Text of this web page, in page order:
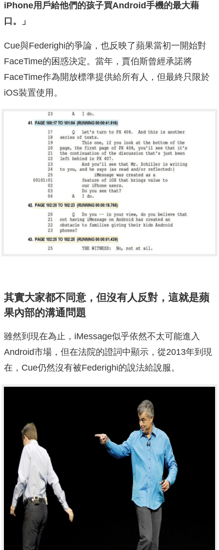
iPhone用戶給他們的孩子買Android手機的最大藉
口。」
Cue與Federighi的爭論，也反映了蘋果當初一開始對
FaceTime的困惑決定。當年，賈伯斯曾經承諾將
FaceTime作為開放標準提供給所有人，但最終只限於
iOS裝置使用。
其實大家都不同意，但沒有人反對，這就是蘋
果內部的溝通問題
雖然到現在為止，iMessage似乎依然不太可能進入
Android市場，但在法院的證詞中顯示，從2013年到現
在，Cue仍然沒有被Federighi的說法給說服。